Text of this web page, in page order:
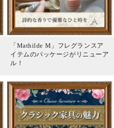
「Mathilde M」フレグランスア
イテムのパッケージがリニューア
ル！